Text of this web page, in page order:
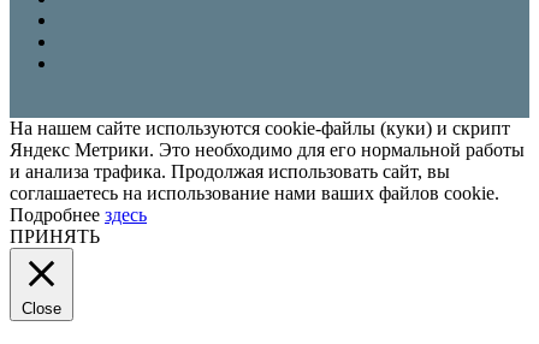
На нашем сайте используются cookie-файлы (куки) и скрипт
Яндекс Метрики. Это необходимо для его нормальной работы
и анализа трафика. Продолжая использовать сайт, вы
соглашаетесь на использование нами ваших файлов cookie.
Подробнее здесь
ПРИНЯТЬ
Close